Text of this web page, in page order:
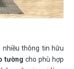
nhiều thông tin hữu
tường cho phù hợp